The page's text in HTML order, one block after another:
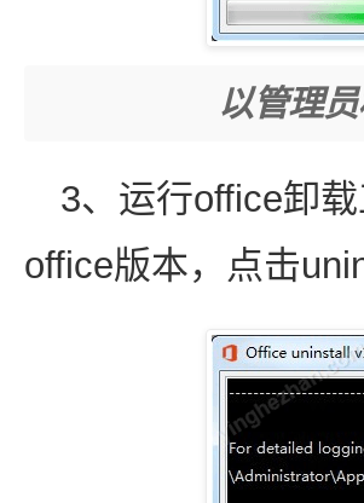
以管理
3、运行office卸
office版本，点击